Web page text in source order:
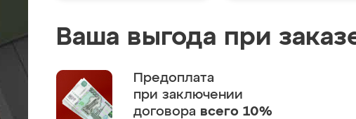
Ваша выгода при
Предоплата
при заключении
договора всего 10%